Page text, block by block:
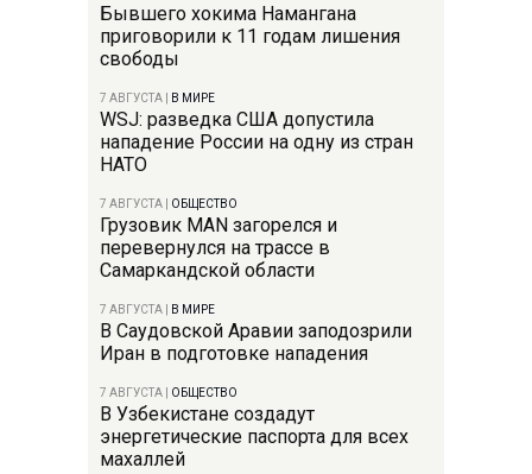
Бывшего хокима Намангана
приговорили к 11 годам лишения
свободы
7 АВГУСТА В МИРЕ
WSJ: разведка США допустила
нападение России на одну из стран
НАТО
7 АВГУСТА ОБЩЕСТВО
Грузовик MAN загорелся и
перевернулся на трассе в
Самаркандской области
7 АВГУСТА В МИРЕ
В Саудовской Аравии заподозрили
Иран в подготовке нападения
7 АВГУСТА ОБЩЕСТВО
В Узбекистане создадут
энергетические паспорта для всех
махаллей